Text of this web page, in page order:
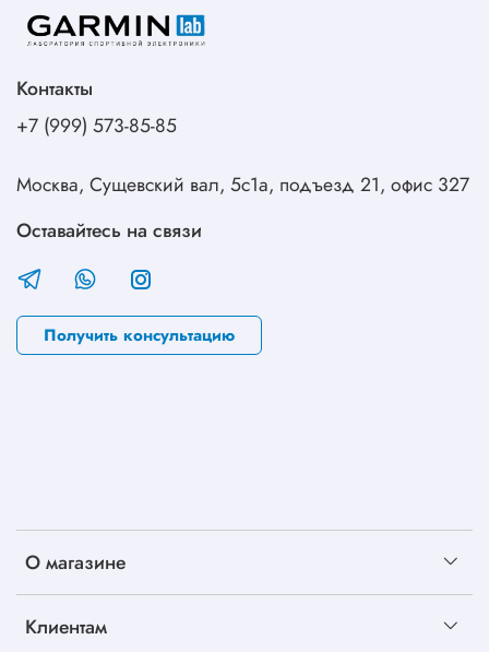
О магазине
Клиентам
Контакты
+7 (999) 573-85-85
Москва, Сущевский вал, 5с1а, подъезд 21, офис 327
Оставайтесь на связи
Получить консультацию